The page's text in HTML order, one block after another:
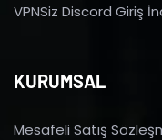
VPNSiz Discord Giriş
KURUMSAL
Mesafeli Satış